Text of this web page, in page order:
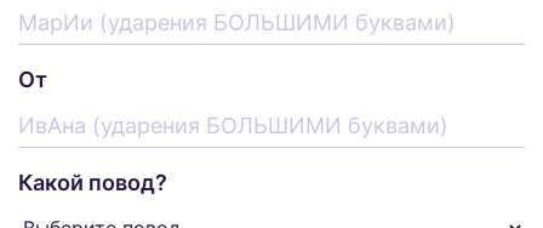
От
Какой повод?